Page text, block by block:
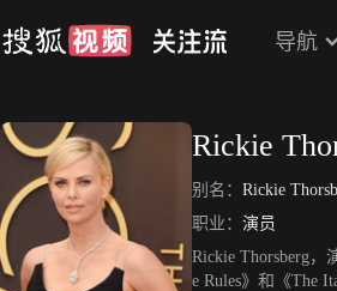
导航
Rickie
别名： Rickie
职业： 演员
Rickie Thorsberg，
e Rules》和《The